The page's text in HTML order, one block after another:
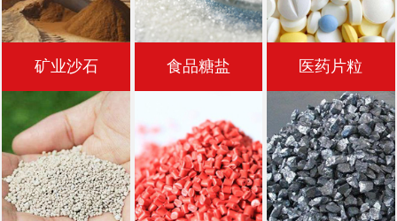
矿业沙石 食品糖盐 医药片粒